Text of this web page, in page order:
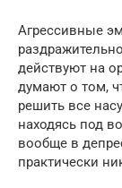
Агрессивные
действуют на
думают о том,
решить все
находясь под
вообще в
практически